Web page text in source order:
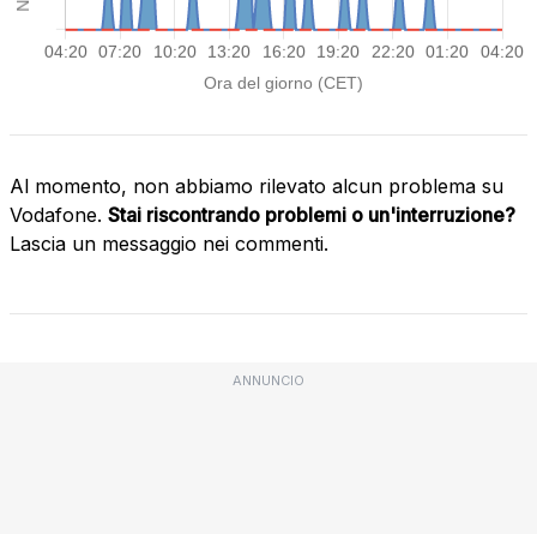
Al momento, non abbiamo rilevato alcun problema su
Vodafone. Stai riscontrando problemi o un'interruzione?
Lascia un messaggio nei commenti.
ANNUNCIO